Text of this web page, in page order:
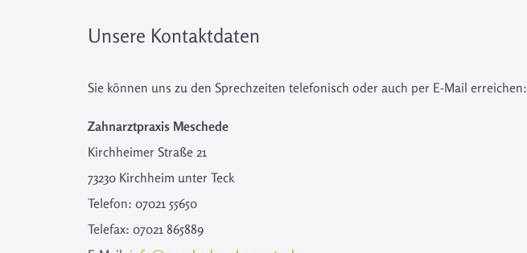
Unsere Kontaktdaten
Sie können uns zu den Sprechzeiten telefonisch oder auch per E-Mail erreichen:
Zahnarztpraxis Meschede
Kirchheimer Straße 21
73230 Kirchheim unter Teck
Telefon: 07021 55650
Telefax: 07021 865889